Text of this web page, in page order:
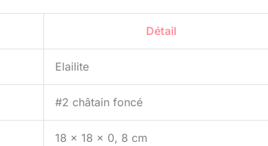
Détail
Elailite
#2 châtain foncé
18 x 18 x 0, 8 cm